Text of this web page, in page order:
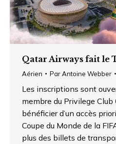
Qatar Airways fait le
Aérien ParAntoine Webber
Les inscriptions sont
membre du Privilege
bénéficier d’un accès
Coupe du Monde de la
plus des billets de